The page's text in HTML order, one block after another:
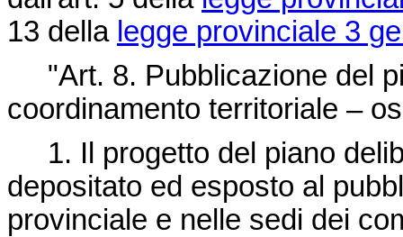
13 della legge provinciale 3
"Art. 8. Pubblicazione del
coordinamento territoriale –
1. Il progetto del piano
depositato ed esposto al
provinciale e nelle sedi dei